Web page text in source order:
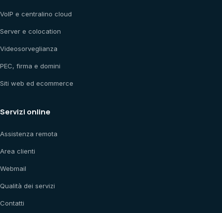
VoIP e centralino cloud
Server e colocation
Videosorveglianza
PEC, firma e domini
Siti web ed ecommerce
Servizi online
Assistenza remota
Area clienti
Webmail
Qualità dei servizi
Contatti